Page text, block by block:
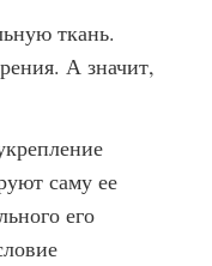
ткань.
А значит,
саму ее
его